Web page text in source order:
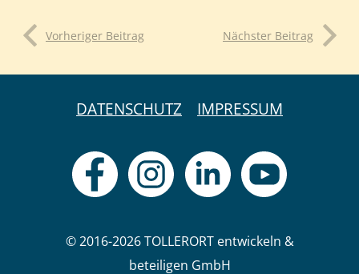
Vorheriger Beitrag Nächster Beitrag
DATENSCHUTZ IMPRESSUM
© 2016-2026 TOLLERORT entwickeln &
beteiligen GmbH